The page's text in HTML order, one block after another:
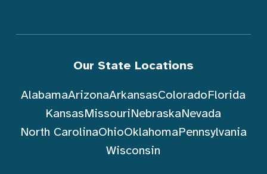
Our State Locations
AlabamaArizonaArkansasColoradoFlorida
KansasMissouriNebraskaNevada
North CarolinaOhioOklahomaPennsylvania
Wisconsin